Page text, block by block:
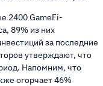
2400 GameFi-
89% из них
за последние
утверждают, что
Напомним, что
огорчает 46%